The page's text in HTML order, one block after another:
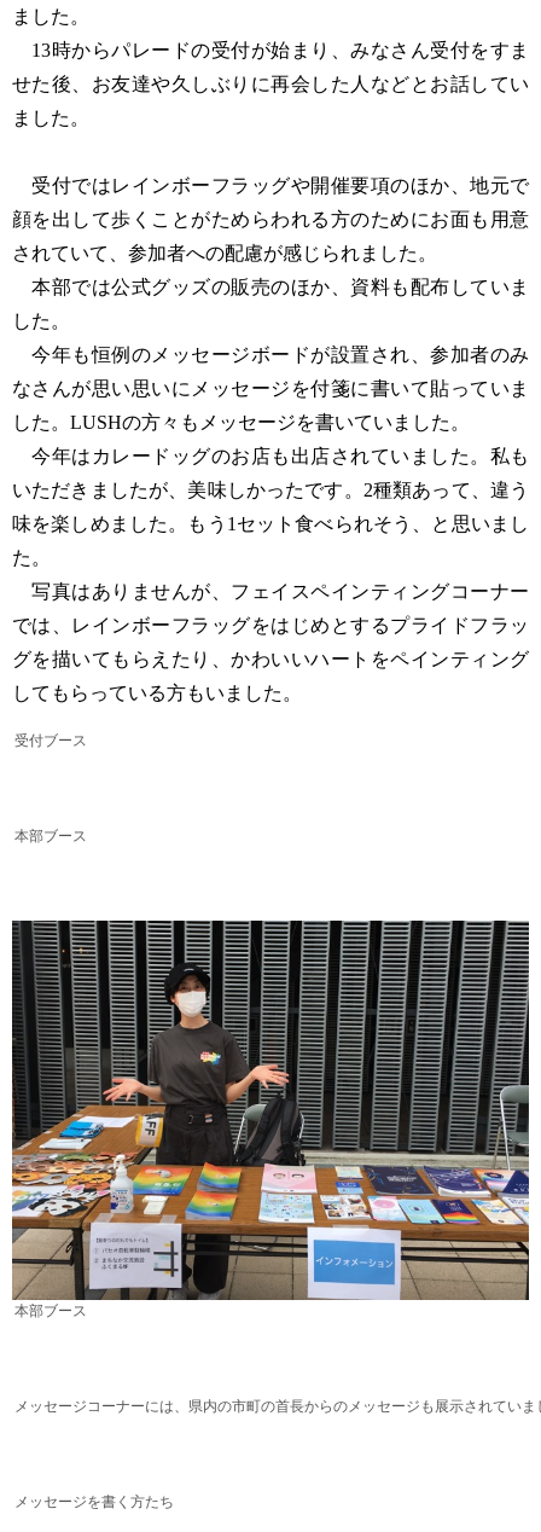
ました。
13時からパレードの受付が始まり、みなさん受付をすま
せた後、お友達や久しぶりに再会した人などとお話してい
ました。
受付ではレインボーフラッグや開催要項のほか、地元で
顔を出して歩くことがためらわれる方のためにお面も用意
されていて、参加者への配慮が感じられました。
本部では公式グッズの販売のほか、資料も配布していま
した。
今年も恒例のメッセージボードが設置され、参加者のみ
なさんが思い思いにメッセージを付箋に書いて貼っていま
した。LUSHの方々もメッセージを書いていました。
今年はカレードッグのお店も出店されていました。私も
いただきましたが、美味しかったです。2種類あって、違う
味を楽しめました。もう1セット食べられそう、と思いまし
た。
写真はありませんが、フェイスペインティングコーナー
では、レインボーフラッグをはじめとするプライドフラッ
グを描いてもらえたり、かわいいハートをペインティング
してもらっている方もいました。
受付ブース
本部ブース
本部ブース
メッセージコーナーには、県内の市町の首長からのメッセージも展示されていま
メッセージを書く方たち